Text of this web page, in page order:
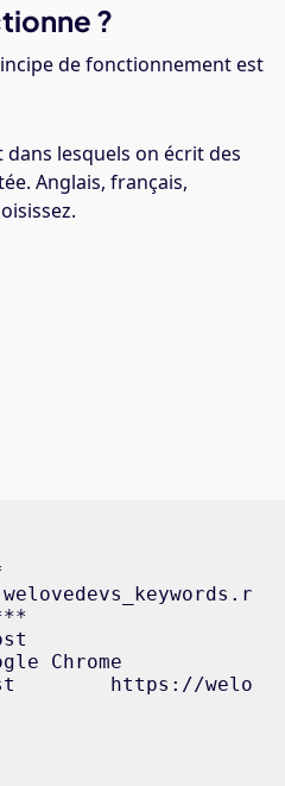
?
de fonctionnement est
lesquels on écrit des
Anglais, français,